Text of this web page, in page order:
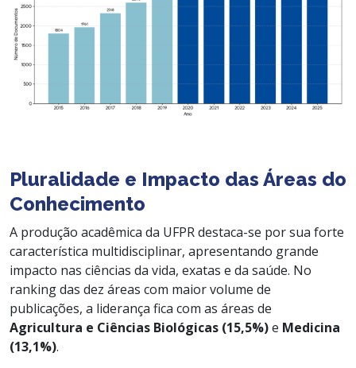
Pluralidade e Impacto das Áreas do
Conhecimento
A produção acadêmica da UFPR destaca-se por sua forte
característica multidisciplinar, apresentando grande
impacto nas ciências da vida, exatas e da saúde. No
ranking das dez áreas com maior volume de
publicações, a liderança fica com as áreas de
Agricultura e Ciências Biológicas (15,5%)e Medicina
(13,1%).